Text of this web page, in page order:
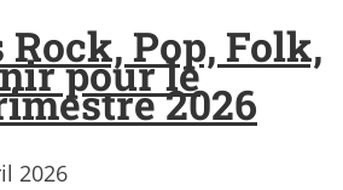
Rock, Pop, Folk,
pour le
2026
2026